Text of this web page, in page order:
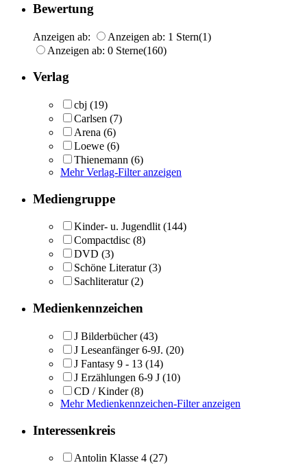
Bewertung
Anzeigen ab: Anzeigen ab: 1 Stern(1)
Anzeigen ab: 0 Sterne(160)
Verlag
cbj (19)
Carlsen (7)
Arena (6)
Loewe (6)
Thienemann (6)
Mehr Verlag-Filter anzeigen
Mediengruppe
Kinder- u. Jugendlit (144)
Compactdisc (8)
DVD (3)
Schöne Literatur (3)
Sachliteratur (2)
Medienkennzeichen
J Bilderbücher (43)
J Leseanfänger 6-9J. (20)
J Fantasy 9 - 13 (14)
J Erzählungen 6-9 J (10)
CD / Kinder (8)
Mehr Medienkennzeichen-Filter anzeigen
Interessenkreis
Antolin Klasse 4 (27)